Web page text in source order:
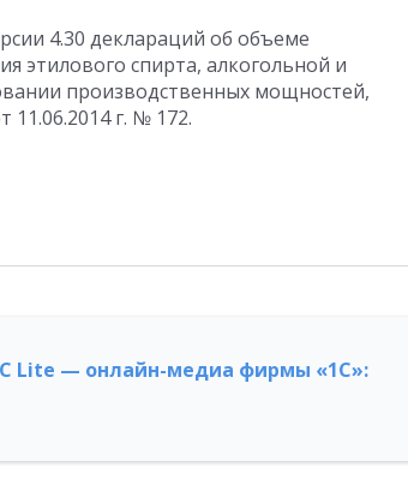
4.30 деклараций об объеме
этилового спирта, алкогольной и
производственных мощностей,
11.06.2014 г. № 172.
Lite — онлайн-медиа фирмы «1С»: